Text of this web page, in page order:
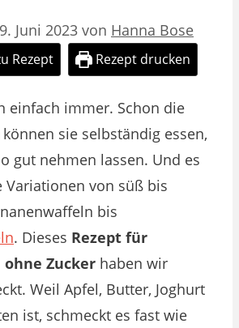
9. Juni 2023 von Hanna Bose
Rezept Rezept drucken
einfach immer. Schon die
sie selbständig essen,
gut nehmen lassen. Und es
Variationen von süß bis
bis
. Dieses Rezept für
Zucker haben wir
Weil Apfel, Butter, Joghurt
ist, schmeckt es fast wie